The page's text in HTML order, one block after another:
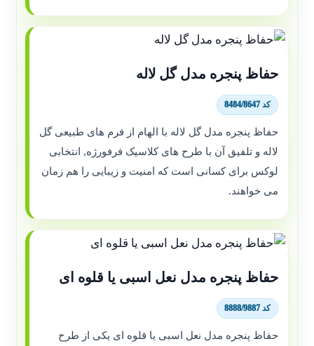
حفاظ پنجره مدل گل لاله
کد 8484/8647
حفاظ پنجره مدل گل لاله با الهام از فرم های طبیعی گل
لاله و تلفیق آن با طرح های کلاسیک فرفورژه, انتخابی
لوکس برای کسانی است که امنیت و زیبایی را هم زمان
می خواهند.
حفاظ پنجره مدل نعل اسبی یا قلوه ای
کد 8888/9887
حفاظ پنجره مدل نعل اسبی یا قلوه ای یکی از طرح